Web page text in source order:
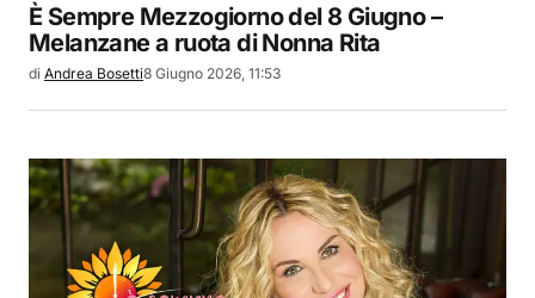
È Sempre Mezzogiorno del 8 Giugno –
Melanzane a ruota di Nonna Rita
di Andrea Bosetti8 Giugno 2026, 11:53